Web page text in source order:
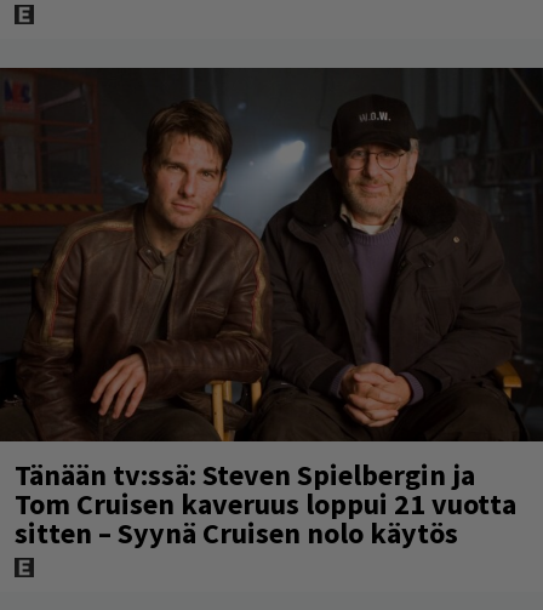
Tänään tv:ssä: Steven Spielbergin ja
Tom Cruisen kaveruus loppui 21 vuotta
sitten – Syynä Cruisen nolo käytös